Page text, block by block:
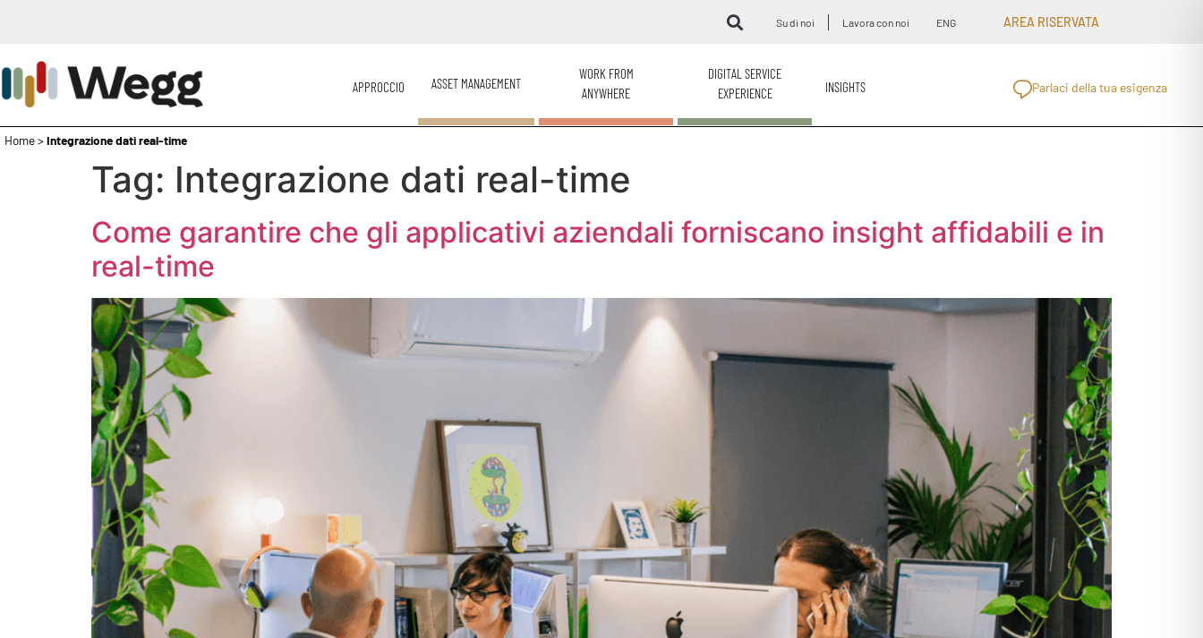
Su di noi Lavora con noi ENG AREA RISERVATA
APPROCCIO ASSET MANAGEMENT
WORK FROM
ANYWHERE
DIGITAL SERVICE
EXPERIENCE
INSIGHTS Parlaci della tua esigenza
Home>Integrazione dati real-time
Tag: Integrazione dati real-time
Come garantire che gli applicativi aziendali forniscano insight affidabili e in
real-time